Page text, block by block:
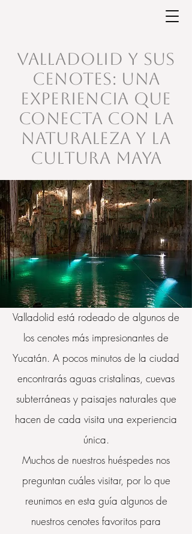
Valladolid y sus
Cenotes: Una
Experiencia que
Conecta con la
Naturaleza y la
Cultura Maya
Valladolid está rodeado de algunos de
los cenotes más impresionantes de
Yucatán. A pocos minutos de la ciudad
encontrarás aguas cristalinas, cuevas
subterráneas y paisajes naturales que
hacen de cada visita una experiencia
única.
Muchos de nuestros huéspedes nos
preguntan cuáles visitar, por lo que
reunimos en esta guía algunos de
nuestros cenotes favoritos para